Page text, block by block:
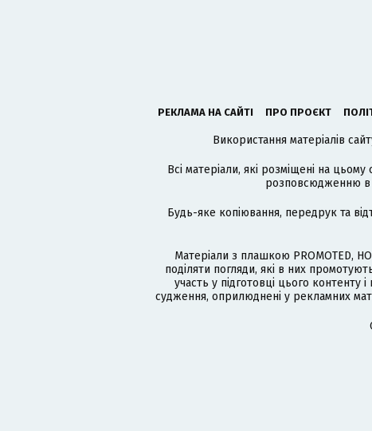
РЕКЛАМА НА САЙТІ ПРО ПРОЄКТ
Використання матеріалів
Всі матеріали, які розміщені на цьому
розповсюдженню в
Будь-яке копіювання, передрук та
Матеріали з плашкою PROMOTED,
поділяти погляди, які в них
участь у підготовці цього контенту
судження, оприлюднені у рекламних